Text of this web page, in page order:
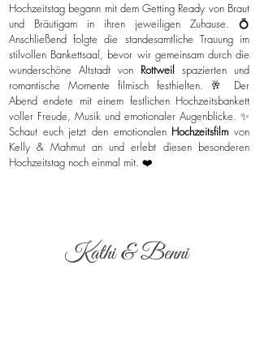
Hochzeitstag begann mit dem Getting Ready von Braut
und Bräutigam in ihren jeweiligen Zuhause. 💍
Anschließend folgte die standesamtliche Trauung im
stilvollen Bankettsaal, bevor wir gemeinsam durch die
wunderschöne Altstadt von Rottweil spazierten und
romantische Momente filmisch festhielten. 🥂 Der
Abend endete mit einem festlichen Hochzeitsbankett
voller Freude, Musik und emotionaler Augenblicke. ✨
Schaut euch jetzt den emotionalen Hochzeitsfilmvon
Kelly & Mahmut an und erlebt diesen besonderen
Hochzeitstag noch einmal mit. ❤️
Kathi & Benni